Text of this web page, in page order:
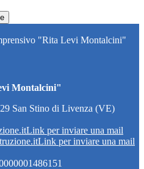
"Rita Levi Montalcini"
Montalcini"
San Stino di Livenza (VE)
Link per inviare una mail
Link per inviare una mail